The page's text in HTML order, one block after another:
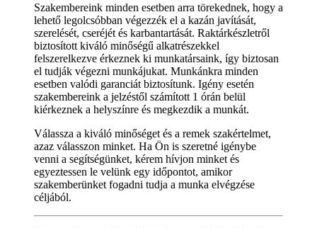
Szakembereink minden esetben arra törekednek, hogy a
lehető legolcsóbban végezzék el a kazán javítását,
szerelését, cseréjét és karbantartását. Raktárkészletről
biztosított kiváló minőségű alkatrészekkel
felszerelkezve érkeznek ki munkatársaink, így biztosan
el tudják végezni munkájukat. Munkánkra minden
esetben valódi garanciát biztosítunk. Igény esetén
szakembereink a jelzéstől számított 1 órán belül
kiérkeznek a helyszínre és megkezdik a munkát.
Válassza a kiváló minőséget és a remek szakértelmet,
azaz válasszon minket. Ha Ön is szeretné igénybe
venni a segítségünket, kérem hívjon minket és
egyeztessen le velünk egy időpontot, amikor
szakemberünket fogadni tudja a munka elvégzése
céljából.